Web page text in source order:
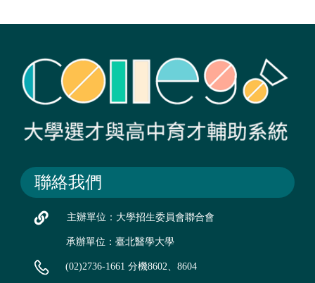
聯絡我們
主辦單位：大學招生委員會聯合會
承辦單位：臺北醫學大學
(02)2736-1661 分機8602、8604